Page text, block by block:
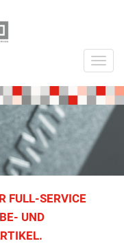
FULL-SERVICE
UND